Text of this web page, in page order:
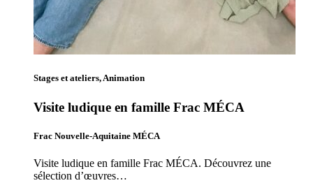
Stages et ateliers, Animation
Visite ludique en famille Frac MÉCA
Frac Nouvelle-Aquitaine MÉCA
Visite ludique en famille Frac MÉCA. Découvrez une
sélection d’œuvres…